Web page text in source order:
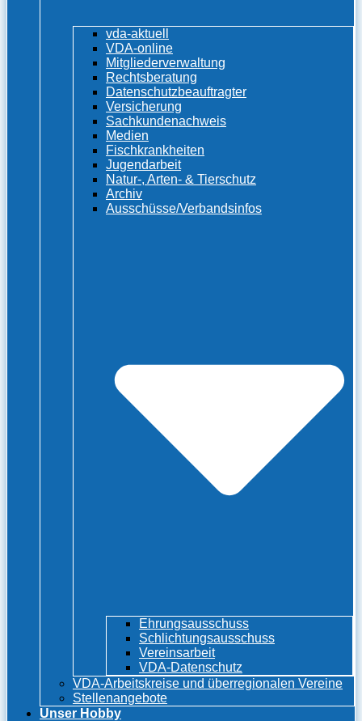
vda-aktuell
VDA-online
Mitgliederverwaltung
Rechtsberatung
Datenschutzbeauftragter
Versicherung
Sachkundenachweis
Medien
Fischkrankheiten
Jugendarbeit
Natur-, Arten- & Tierschutz
Archiv
Ausschüsse/Verbandsinfos
Ehrungsausschuss
Schlichtungsausschuss
Vereinsarbeit
VDA-Datenschutz
VDA-Arbeitskreise und überregionalen Vereine
Stellenangebote
Unser Hobby